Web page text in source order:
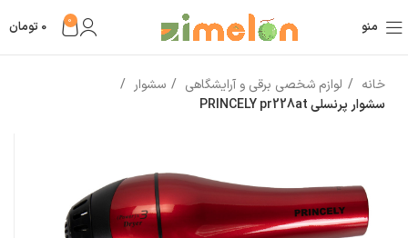
منو 0
0 تومان
خانه لوازم شخصی برقی و آرایشگاهی
سشوار
سشوار پرنسلی PRINCELY pr228at